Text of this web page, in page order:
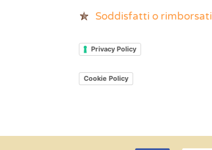
Soddisfatti o rimborsati
Privacy Policy
Cookie Policy